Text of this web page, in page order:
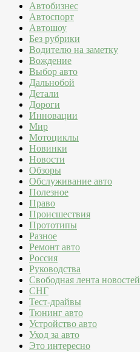
Автобизнес
Автоспорт
Автошоу
Без рубрики
Водителю на заметку
Вождение
Выбор авто
Дальнобой
Детали
Дороги
Инновации
Мир
Мотоциклы
Новинки
Новости
Обзоры
Обслуживание авто
Полезное
Право
Происшествия
Прототипы
Разное
Ремонт авто
Россия
Руководства
Свободная лента новостей
СНГ
Тест-драйвы
Тюнинг авто
Устройство авто
Уход за авто
Это интересно